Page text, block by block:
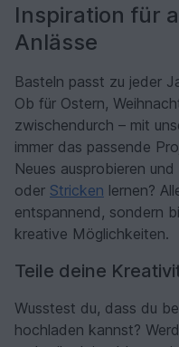
Inspiration für
Anlässe
Basteln passt zu jeder
Ob für Ostern,
zwischendurch – mit
immer das passende
Neues ausprobieren und
oder Stricken lernen?
entspannend, sondern
kreative Möglichkeiten.
Teile deine
Wusstest du, dass du
hochladen kannst?